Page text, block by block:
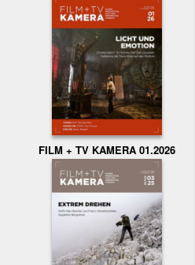
FILM + TV KAMERA 01.2026